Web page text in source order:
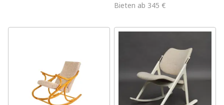
Bieten ab 345 €